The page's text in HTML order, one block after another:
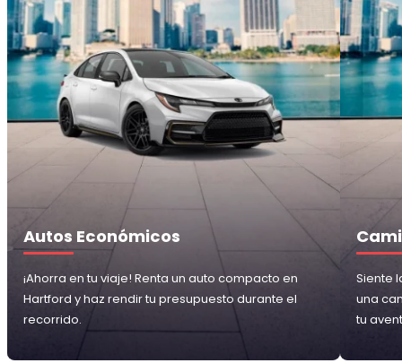
Autos Económicos
¡Ahorra en tu viaje! Renta un auto compacto en
Hartford y haz rendir tu presupuesto durante el
recorrido.
Siente
una
tu